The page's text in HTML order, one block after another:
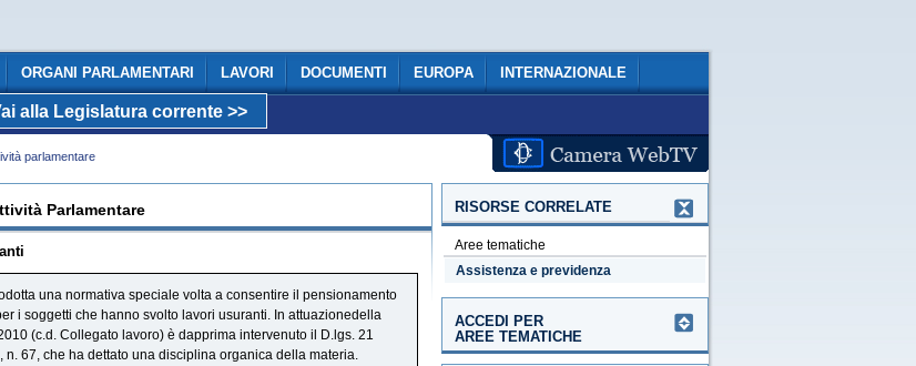
alla Legislatura corrente >>
ORGANI PARLAMENTARI LAVORI DOCUMENTI EUROPA INTERNAZIONALE
COMUNICAZIONE
parlamentare
Parlamentare
una normativa speciale volta a consentire il pensionamento
i soggetti che hanno svolto lavori usuranti. In attuazionedella
(c.d. Collegato lavoro) è dapprima intervenuto il D.lgs. 21
n. 67, che ha dettato una disciplina organica della materia.
RISORSE CORRELATE
Aree tematiche
Assistenza e previdenza
ACCEDI PER
AREE TEMATICHE